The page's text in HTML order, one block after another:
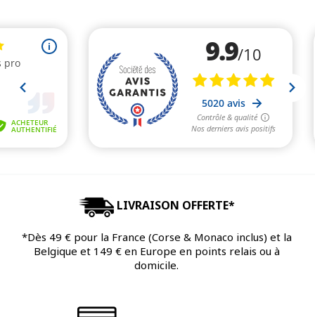
LIVRAISON OFFERTE*
*Dès 49 € pour la France (Corse & Monaco inclus) et la
Belgique et 149 € en Europe en points relais ou à
domicile.